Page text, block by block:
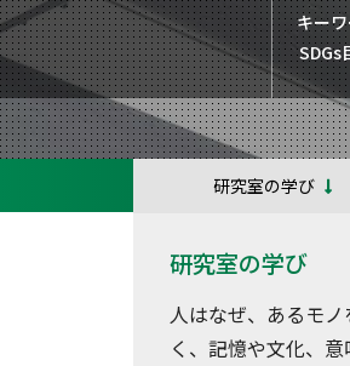
キー
SDGs
研究室の学び
研究室の学び
人はなぜ、あるモ
く、記憶や文化、